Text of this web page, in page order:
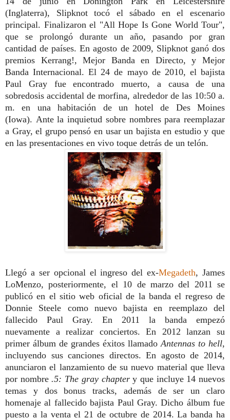
(Inglaterra), Slipknot tocó el sábado en el escenario
principal. Finalizaron el "All Hope Is Gone World Tour",
que se prolongó durante un año, pasando por gran
cantidad de países. En agosto de 2009, Slipknot ganó dos
premios Kerrang!, Mejor Banda en Directo, y Mejor
Banda Internacional. El 24 de mayo de 2010, el bajista
Paul Gray fue encontrado muerto, a causa de una
sobredosis accidental de morfina, alrededor de las 10:50 a.
m. en una habitación de un hotel de Des Moines
(Iowa). Ante la inquietud sobre nombres para reemplazar
a Gray, el grupo pensó en usar un bajista en estudio y que
en las presentaciones en vivo toque detrás de un telón.
Llegó a ser opcional el ingreso del ex-Megadeth, James
LoMenzo, posteriormente, el 10 de marzo del 2011 se
publicó en el sitio web oficial de la banda el regreso de
Donnie Steele como nuevo bajista en reemplazo del
fallecido Paul Gray. En 2011 la banda empezó
nuevamente a realizar conciertos. En 2012 lanzan su
primer álbum de grandes éxitos llamado Antennas to hell,
incluyendo sus canciones directos. En agosto de 2014,
anunciaron el lanzamiento de su nuevo material que lleva
por nombre .5: The gray chaptery que incluye 14 nuevos
temas y dos bonus tracks, además de ser un claro
homenaje al fallecido bajista Paul Gray. Dicho álbum fue
puesto a la venta el 21 de octubre de 2014. La banda ha